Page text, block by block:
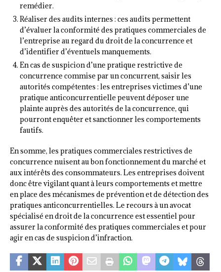
remédier.
Réaliser des audits internes : ces audits permettent
d’évaluer la conformité des pratiques commerciales de
l’entreprise au regard du droit de la concurrence et
d’identifier d’éventuels manquements.
En cas de suspicion d’une pratique restrictive de
concurrence commise par un concurrent, saisir les
autorités compétentes : les entreprises victimes d’une
pratique anticoncurrentielle peuvent déposer une
plainte auprès des autorités de la concurrence, qui
pourront enquêter et sanctionner les comportements
fautifs.
En somme, les pratiques commerciales restrictives de
concurrence nuisent au bon fonctionnement du marché et
aux intérêts des consommateurs. Les entreprises doivent
donc être vigilant quant à leurs comportements et mettre
en place des mécanismes de prévention et de détection des
pratiques anticoncurrentielles. Le recours à un avocat
spécialisé en droit de la concurrence est essentiel pour
assurer la conformité des pratiques commerciales et pour
agir en cas de suspicion d’infraction.